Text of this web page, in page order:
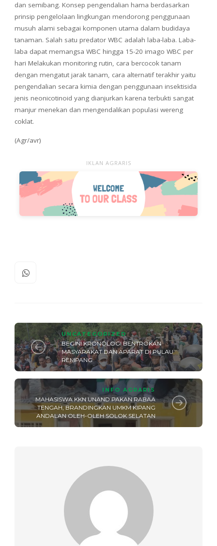
dan semibang. Konsep pengendalian hama berdasarkan
prinsip pengelolaan lingkungan mendorong penggunaan
musuh alami sebagai komponen utama dalam budidaya
tanaman. Salah satu predator WBC adalah laba-laba. Laba-
laba dapat memangsa WBC hingga 15-20 imago WBC per
hari Melakukan monitoring rutin, cara bercocok tanam
dengan mengatut jarak tanam, cara alternatif terakhir yaitu
pengendalian secara kimia dengan penggunaan insektisida
jenis neonicotinoid yang dianjurkan karena terbukti sangat
manjur menekan dan mengendalikan populasi wereng
coklat.
(Agr/avr)
IKLAN AGRARIS
UNCATEGORIZED
BEGINI KRONOLOGI BENTROKAN
MASYARAKAT DAN APARAT DI PULAU
REMPANG
INFO AGRARIS
MAHASISWA KKN UNAND PAKAN RABAA
TENGAH, BRANDINGKAN UMKM KIPANG
ANDALAN OLEH-OLEH SOLOK SELATAN